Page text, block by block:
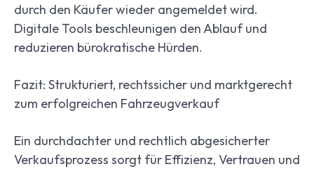
durch den Käufer wieder angemeldet wird.
Digitale Tools beschleunigen den Ablauf und
reduzieren bürokratische Hürden.
Fazit: Strukturiert, rechtssicher und marktgerecht
zum erfolgreichen Fahrzeugverkauf
Ein durchdachter und rechtlich abgesicherter
Verkaufsprozess sorgt für Effizienz, Vertrauen und